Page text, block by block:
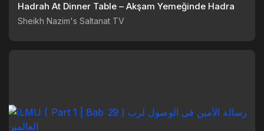
Hadrah At Dinner Table – Akşam Yemeğinde Hadra
Sheikh Nazim's Saltanat TV